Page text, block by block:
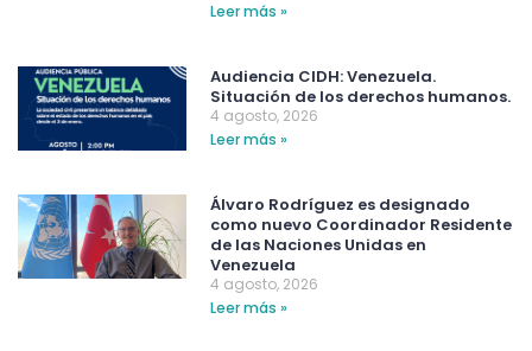
Leer más »
Audiencia CIDH: Venezuela.
Situación de los derechos humanos.
4 agosto, 2026
Leer más »
Álvaro Rodríguez es designado
como nuevo Coordinador Residente
de las Naciones Unidas en
Venezuela
4 agosto, 2026
Leer más »